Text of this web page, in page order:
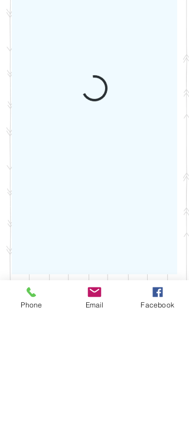
オンライン予約
Phone Email Facebook